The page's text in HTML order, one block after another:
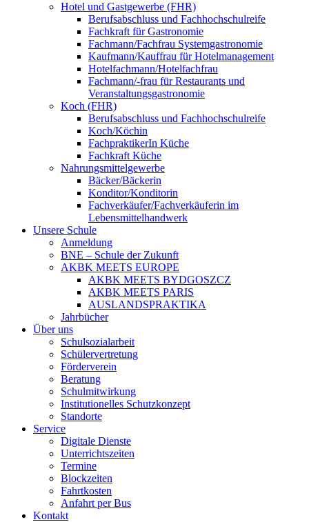
Hotel und Gastgewerbe (FHR)
Berufsabschluss und Fachhochschulreife
Fachkraft für Gastronomie
Fachmann/Fachfrau Systemgastronomie
Kaufmann/Kauffrau für Hotelmanagement
Hotelfachmann/Hotelfachfrau
Fachmann/-frau für Restaurants und
Veranstaltungsgastronomie
Koch (FHR)
Berufsabschluss und Fachhochschulreife
Koch/Köchin
FachpraktikerIn Küche
Fachkraft Küche
Nahrungsmittelgewerbe
Bäcker/Bäckerin
Konditor/Konditorin
Fachverkäufer/Fachverkäuferin im
Lebensmittelhandwerk
Unsere Schule
Anmeldung
BNE – Schule der Zukunft
AKBK MEETS EUROPE
AKBK MEETS BYDGOSZCZ
AKBK MEETS PARIS
AUSLANDSPRAKTIKA
Jahrbücher
Über uns
Schulsozialarbeit
Schülervertretung
Förderverein
Beratung
Schulmitwirkung
Institutionelles Schutzkonzept
Standorte
Service
Digitale Dienste
Unterrichtszeiten
Termine
Blockzeiten
Fahrtkosten
Anfahrt per Bus
Kontakt